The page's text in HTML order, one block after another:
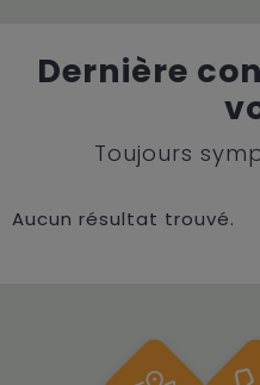
Dernière
Toujours
Aucun résultat trouvé.